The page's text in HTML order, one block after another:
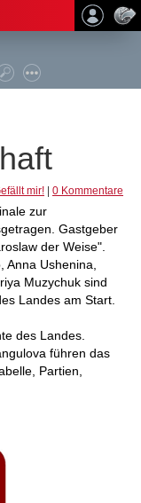
mir! 0 Kommentare
zur
Gastgeber
der Weise".
Ushenina,
Muzychuk sind
Landes am Start.
des Landes.
führen das
Partien,